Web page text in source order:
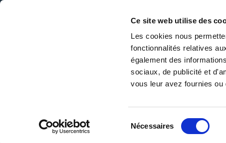
Ce site web utilise des
Les cookies nous
fonctionnalités relatives
également des
sociaux, de publicité et
vous leur avez fournies
Nécessaires
DE LA PAGE BLANCHE... AU BEST SELLER
/ Jeunesse & ados / De 8 à 12 ans /
LES LIVRES